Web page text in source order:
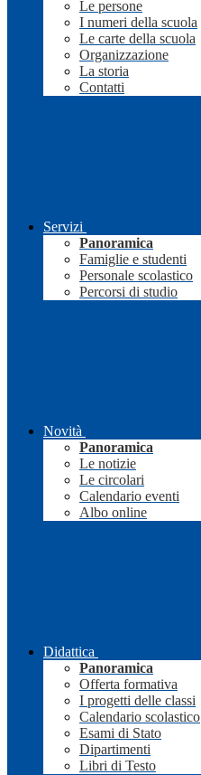
Le persone
I numeri della scuola
Le carte della scuola
Organizzazione
La storia
Contatti
Servizi
Panoramica
Famiglie e studenti
Personale scolastico
Percorsi di studio
Novità
Panoramica
Le notizie
Le circolari
Calendario eventi
Albo online
Didattica
Panoramica
Offerta formativa
I progetti delle classi
Calendario scolastico
Esami di Stato
Dipartimenti
Libri di Testo